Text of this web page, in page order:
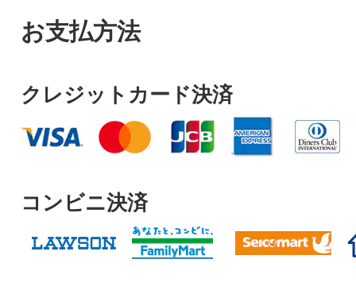
お支払方法
クレジットカード決済
コンビニ決済